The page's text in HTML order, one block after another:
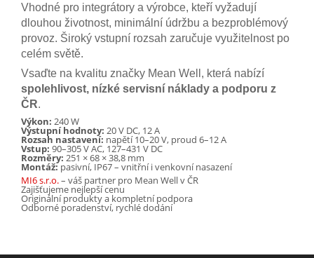
Vhodné pro integrátory a výrobce, kteří vyžadují
dlouhou životnost, minimální údržbu a bezproblémový
provoz. Široký vstupní rozsah zaručuje využitelnost po
celém světě.
Vsaďte na kvalitu značky Mean Well, která nabízí
spolehlivost, nízké servisní náklady a podporu z
ČR.
Výkon: 240 W
Výstupní hodnoty: 20 V DC, 12 A
Rozsah nastavení: napětí 10–20 V, proud 6–12 A
Vstup: 90–305 V AC, 127–431 V DC
Rozměry: 251 × 68 × 38,8 mm
Montáž:pasivní, IP67 – vnitřní i venkovní nasazení
MI6 s.r.o.– váš partner pro Mean Well v ČR
Zajišťujeme nejlepší cenu
Originální produkty a kompletní podpora
Odborné poradenství, rychlé dodání